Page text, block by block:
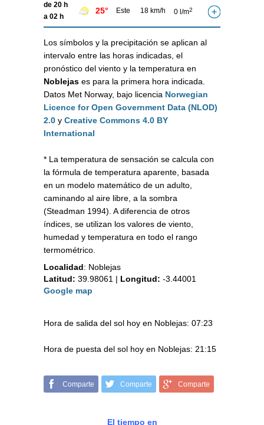
de 20 h
a 02 h
25° Este 18 km/h 0 l/m2
Los símbolos y la precipitación se aplican al
intervalo entre las horas indicadas, el
pronóstico del viento y la temperatura en
Noblejas es para la primera hora indicada.
Datos Met Norway, bajo licencia Norwegian
Licence for Open Government Data (NLOD)
2.0 y Creative Commons 4.0 BY
International
* La temperatura de sensación se calcula con
la fórmula de temperatura aparente, basada
en un modelo matemático de un adulto,
caminando al aire libre, a la sombra
(Steadman 1994). A diferencia de otros
índices, se utilizan los valores de viento,
humedad y temperatura en todo el rango
termométrico.
Localidad: Noblejas
Latitud: 39.98061 | Longitud: -3.44001
Google map
Hora de salida del sol hoy en Noblejas: 07:23
Hora de puesta del sol hoy en Noblejas: 21:15
Comparte Comparte Comparte
El tiempo en